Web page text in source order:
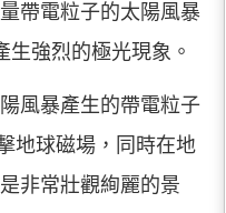
帶電粒子的太陽風暴
強烈的極光現象。
風暴產生的帶電粒子
地球磁場，同時在地
非常壯觀絢麗的景